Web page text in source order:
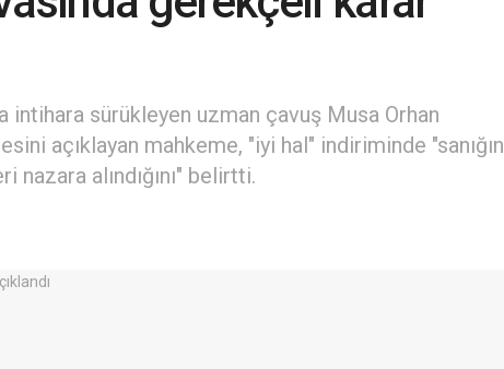
intihara sürükleyen uzman çavuş Musa Orhan
açıklayan mahkeme, "iyi hal" indiriminde "sanığın
alındığını" belirtti.